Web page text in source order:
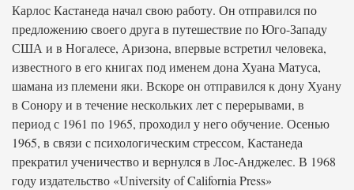
Карлос Кастанеда начал свою работу. Он отправился по
предложению своего друга в путешествие по Юго-Западу
США и в Ногалесе, Аризона, впервые встретил человека,
известного в его книгах под именем дона Хуана Матуса,
шамана из племени яки. Вскоре он отправился к дону Хуану
в Сонору и в течение нескольких лет с перерывами, в
период с 1961 по 1965, проходил у него обучение. Осенью
1965, в связи с психологическим стрессом, Кастанеда
прекратил ученичество и вернулся в Лос-Анджелес. В 1968
году издательство «University of California Press»